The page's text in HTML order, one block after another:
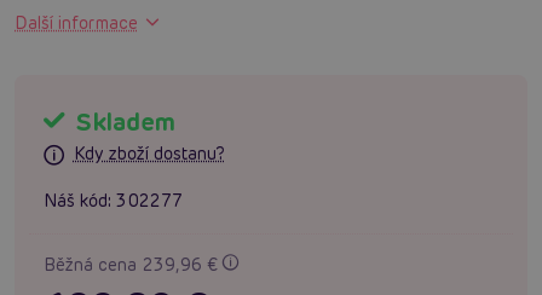
Další informace
Skladem
Kdy zboží dostanu?
Náš kód: 302277
Běžná cena 239,96 €